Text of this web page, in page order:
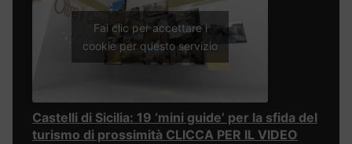
Fai clic per accettare i
cookie per questo servizio
Castelli di Sicilia: 19 ‘mini guide’ per la sfida del
turismo di prossimità CLICCA PER IL VIDEO